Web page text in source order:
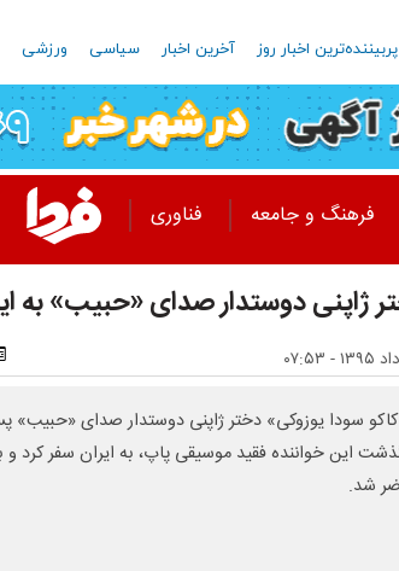
پربیننده‌ترین اخبار روز آخرین اخبار سیاسی ورزشی